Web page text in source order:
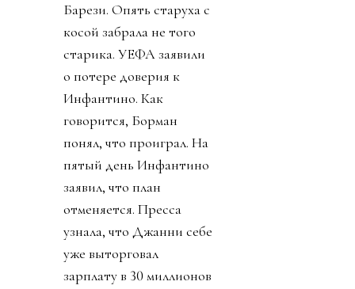
Барези. Опять старуха с
косой забрала не того
старика. УЕФА заявили
о потере доверия к
Инфантино. Как
говорится, Борман
понял, что проиграл. На
пятый день Инфантино
заявил, что план
отменяется. Пресса
узнала, что Джанни себе
уже выторговал
зарплату в 30 миллионов